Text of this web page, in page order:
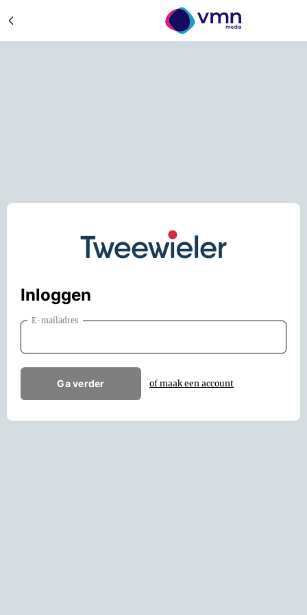
Inloggen
E-mailadres
Ga verder of maak een account